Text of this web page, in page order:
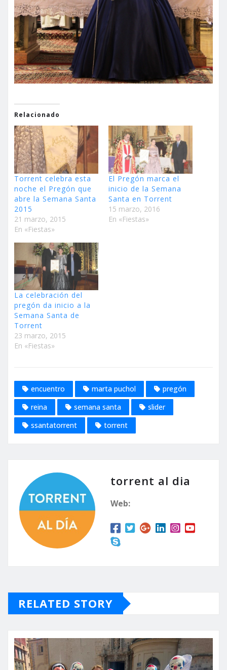
Relacionado
Torrent celebra esta
noche el Pregón que
abre la Semana Santa
2015
21 marzo, 2015
En «Fiestas»
El Pregón marca el
inicio de la Semana
Santa en Torrent
15 marzo, 2016
En «Fiestas»
La celebración del
pregón da inicio a la
Semana Santa de
Torrent
23 marzo, 2015
En «Fiestas»
encuentro marta puchol
pregón
reina
semana santa
slider
ssantatorrent
torrent
torrent al dia
Web:
RELATED STORY